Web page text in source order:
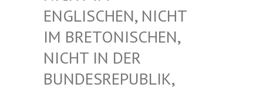
NGLISCHEN, NICHT I
M BRETONISCHEN, N
ICHT IN DER B
UNDESREPUBLIK, D